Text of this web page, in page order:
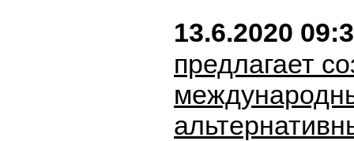
13.6.2020
предлагает